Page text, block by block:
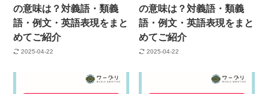
の意味は？対義語・類義
語・例文・英語表現をまと
めてご紹介
2025-04-22
の意味は？対義語・類義
語・例文・英語表現をまと
めてご紹介
2025-04-22